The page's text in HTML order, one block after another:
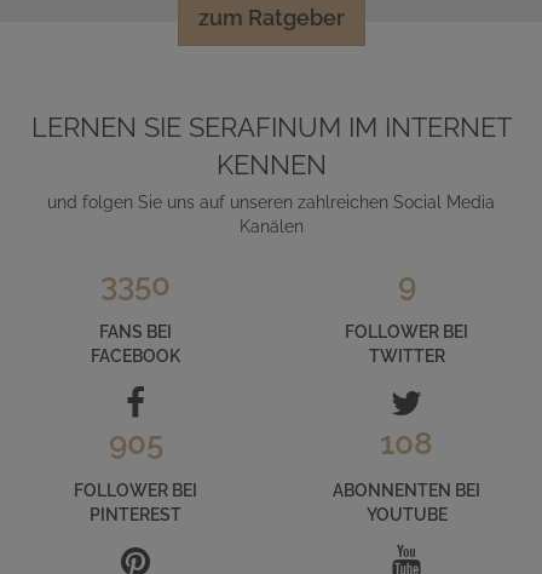
zum Ratgeber
LERNEN SIE SERAFINUM IM INTERNET
KENNEN
und folgen Sie uns auf unseren zahlreichen Social Media
Kanälen
3350
FANS BEI
FACEBOOK
9
FOLLOWER BEI
TWITTER
905
FOLLOWER BEI
PINTEREST
108
ABONNENTEN BEI
YOUTUBE